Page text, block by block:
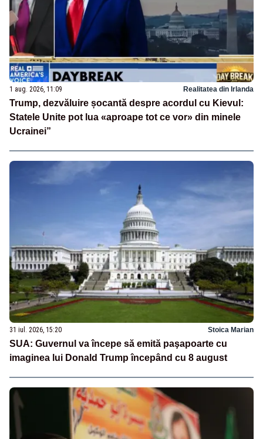
1 aug. 2026, 11:09 Realitatea din Irlanda
Trump, dezvăluire șocantă despre acordul cu Kievul:
Statele Unite pot lua «aproape tot ce vor» din minele
Ucrainei”
31 iul. 2026, 15:20 Stoica Marian
SUA: Guvernul va începe să emită paşapoarte cu
imaginea lui Donald Trump începând cu 8 august